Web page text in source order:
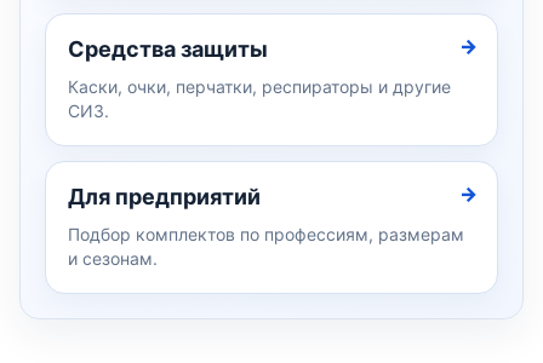
Средства защиты
Каски, очки, перчатки, респираторы и другие
СИЗ.
Для предприятий
Подбор комплектов по профессиям, размерам
и сезонам.